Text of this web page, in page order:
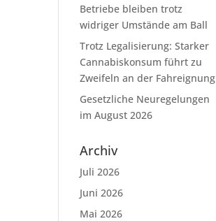
Betriebe bleiben trotz
widriger Umstände am Ball
Trotz Legalisierung: Starker
Cannabiskonsum führt zu
Zweifeln an der Fahreignung
Gesetzliche Neuregelungen
im August 2026
Archiv
Juli 2026
Juni 2026
Mai 2026